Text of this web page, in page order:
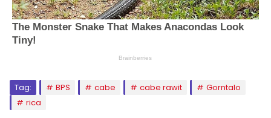
Tag: BPS cabe cabe rawit
Gorntalo
rica